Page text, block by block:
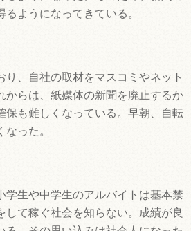
ようになってきている。
、自社の取材をマスコミやネット
からは、紙媒体の新聞を廃止するか
保も難しくなっている。早朝、自転
った。
生や中学生のアルバイトは基本禁
て稼ぐ社会を知らない。成績が良